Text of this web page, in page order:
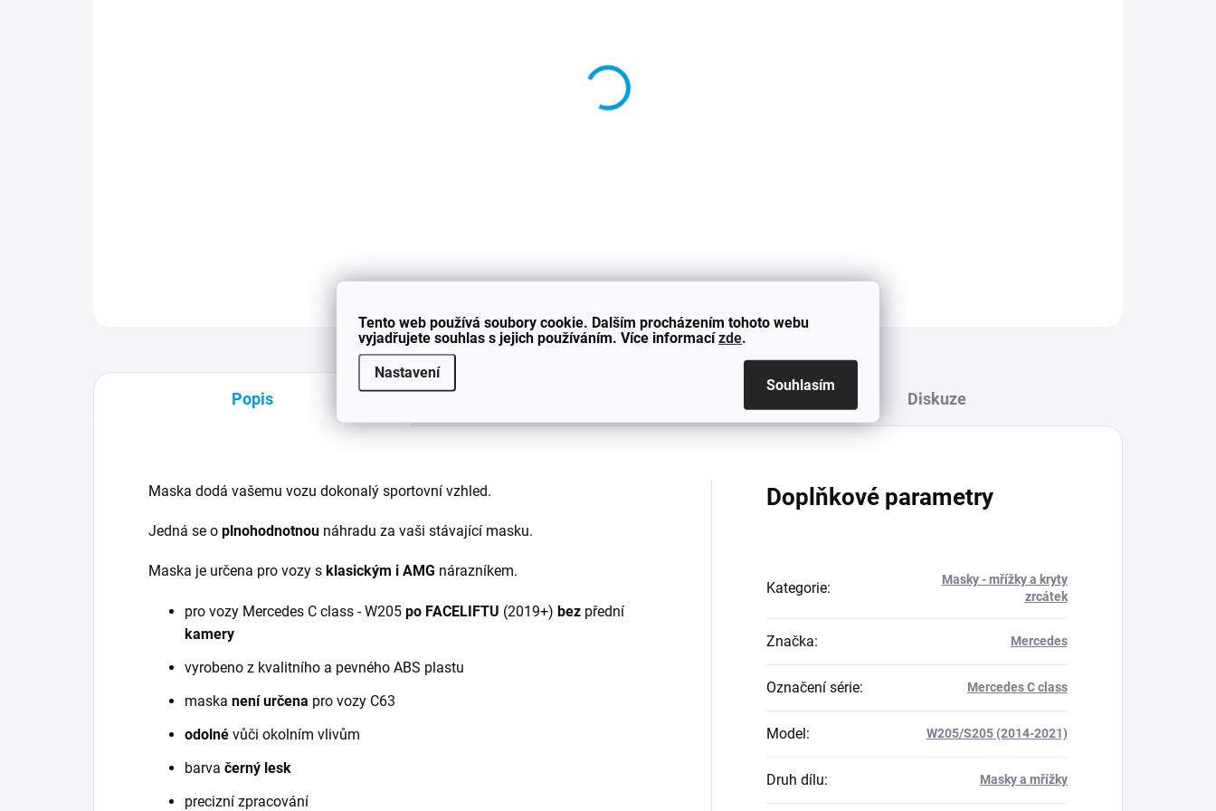
Tento web používá soubory cookie. Dalším procházením tohoto webu
vyjadřujete souhlas s jejich používáním. Více informacízde.
Nastavení
Souhlasím
Popis Diskuze
Maska dodá vašemu vozu dokonalý sportovní vzhled.
Jedná se o plnohodnotnou náhradu za vaši stávající masku.
Maska je určena pro vozy s klasickým i AMG nárazníkem.
pro vozy Mercedes C class - W205 po FACELIFTU (2019+) bez přední
kamery
vyrobeno z kvalitního a pevného ABS plastu
maska není určena pro vozy C63
odolné vůči okolním vlivům
barva černý lesk
precizní zpracování
Doplňkové parametry
Kategorie:
Masky - mřížky a kryty
zrcátek
Značka: Mercedes
Označení série: Mercedes C class
Model : W205/S205 (2014-2021)
Druh dílu: Masky a mřížky